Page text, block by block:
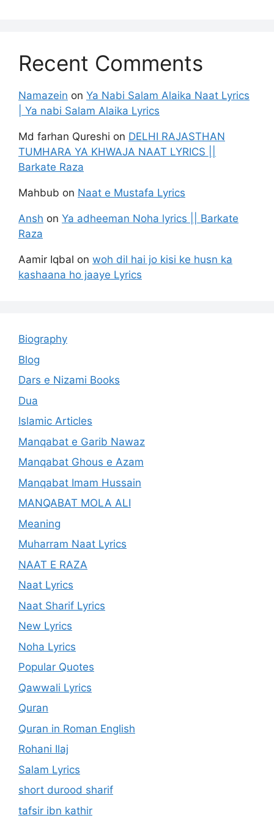
Recent Comments
Namazein on Ya Nabi Salam Alaika Naat Lyrics
| Ya nabi Salam Alaika Lyrics
Md farhan Qureshi on DELHI RAJASTHAN
TUMHARA YA KHWAJA NAAT LYRICS ||
Barkate Raza
Mahbub on Naat e Mustafa Lyrics
Ansh on Ya adheeman Noha lyrics || Barkate
Raza
Aamir Iqbal on woh dil hai jo kisi ke husn ka
kashaana ho jaaye Lyrics
Biography
Blog
Dars e Nizami Books
Dua
Islamic Articles
Manqabat e Garib Nawaz
Manqabat Ghous e Azam
Manqabat Imam Hussain
MANQABAT MOLA ALI
Meaning
Muharram Naat Lyrics
NAAT E RAZA
Naat Lyrics
Naat Sharif Lyrics
New Lyrics
Noha Lyrics
Popular Quotes
Qawwali Lyrics
Quran
Quran in Roman English
Rohani Ilaj
Salam Lyrics
short durood sharif
tafsir ibn kathir